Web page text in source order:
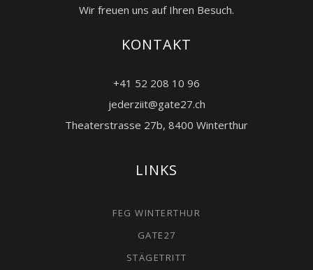
Wir freuen uns auf Ihren Besuch.
KONTAKT
+41 52 208 10 96
jederziit@gate27.ch
Theaterstrasse 27b, 8400 Winterthur
LINKS
FEG WINTERTHUR
GATE27
STÄGETRITT